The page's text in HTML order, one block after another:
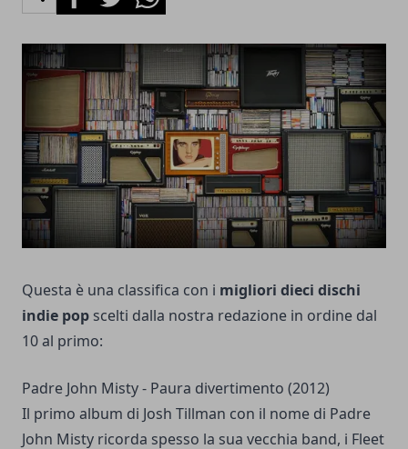
Questa è una classifica con i migliori dieci dischi
indie pop scelti dalla nostra redazione in ordine dal
10 al primo:
Padre John Misty - Paura divertimento (2012)
Il primo album di Josh Tillman con il nome di Padre
John Misty ricorda spesso la sua vecchia band, i Fleet